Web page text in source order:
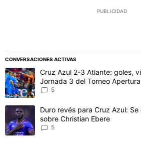
PUBLICIDAD
CONVERSACIONES ACTIVAS
Este listado muestra los artículos con
Un artículo de tendencia con el título
Cruz Azul 2-3 Atlante: goles,
Jornada 3 del Torneo
5
Un artículo de tendencia con el título
Duro revés para Cruz Azul:
sobre Christian Ebere
5